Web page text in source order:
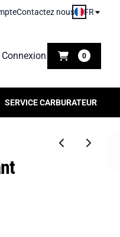
Contactez nous FR
Connexion 0
SERVICE CARBURATEUR